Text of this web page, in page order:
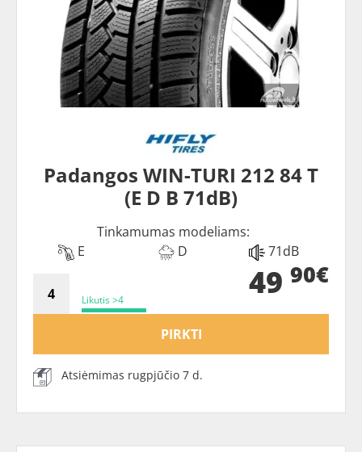
Padangos WIN-TURI 212 84 T
(E D B 71dB)
Tinkamumas modeliams:
E
D 71dB
Likutis >4 49 90€
PIRKTI
Atsiėmimas rugpjūčio 7 d.